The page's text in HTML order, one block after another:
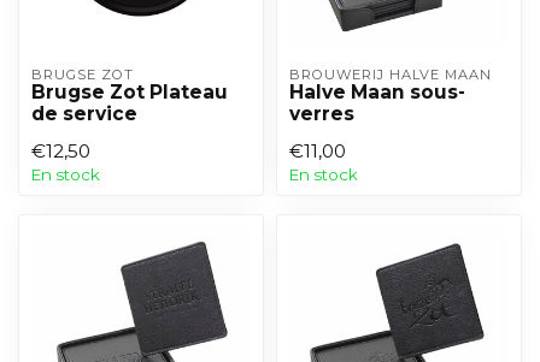
BRUGSE ZOT
Brugse Zot Plateau
de service
€12,50
En stock
BROUWERIJ HALVE MAAN
Halve Maan sous-
verres
€11,00
En stock